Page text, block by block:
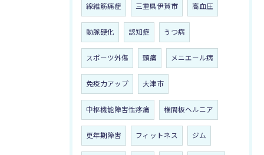
線維筋痛症 三重県伊賀市 高血圧
動脈硬化 認知症 うつ病
スポーツ外傷 頭痛 メニエール病
免疫力アップ 大津市
中枢機能障害性疼痛 椎間板ヘルニア
更年期障害 フィットネス ジム